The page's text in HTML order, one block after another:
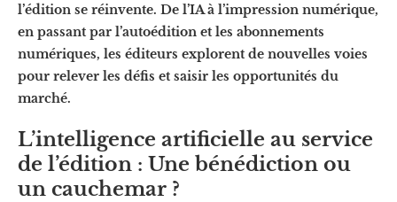
l’édition se réinvente. De l’IA à l’impression numérique,
en passant par l’autoédition et les abonnements
numériques, les éditeurs explorent de nouvelles voies
pour relever les défis et saisir les opportunités du
marché.
L’intelligence artificielle au service
de l’édition : Une bénédiction ou
un cauchemar ?